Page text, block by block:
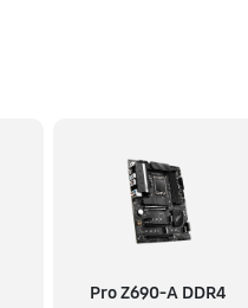
Pro Z690-A DDR4